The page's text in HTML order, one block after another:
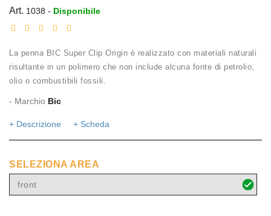
Art. 1038 - Disponibile
La penna BIC Super Clip Origin è realizzato con materiali naturali
risultante in un polimero che non include alcuna fonte di petrolio,
olio o combustibili fossili.
- Marchio Bic
+ Descrizione + Scheda
SELEZIONA AREA
front